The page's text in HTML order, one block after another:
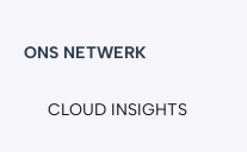
ONS NETWERK
CLOUD INSIGHTS